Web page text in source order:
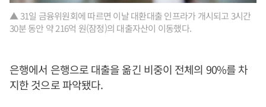
▲ 31일 금융위원회에 따르면 이날 대환대출 인프라가 개시되고 3시간
30분 동안 약 216억 원(잠정)의 대출자산이 이동했다.
은행에서 은행으로 대출을 옮긴 비중이 전체의 90%를 차
지한 것으로 파악됐다.